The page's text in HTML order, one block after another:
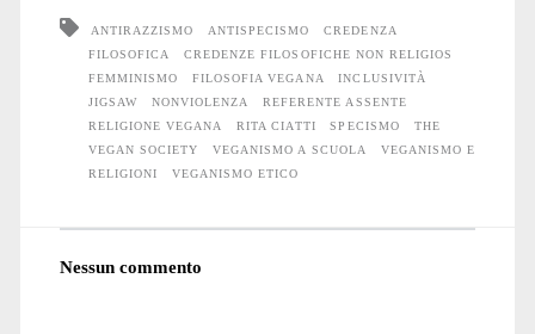
ANTIRAZZISMO ANTISPECISMO
CREDENZA
FILOSOFICA
CREDENZE FILOSOFICHE NON RELIGIOS
FEMMINISMO
FILOSOFIA VEGANA
INCLUSIVITÀ
JIGSAW
NONVIOLENZA
REFERENTE ASSENTE
RELIGIONE VEGANA
RITA CIATTI SPECISMO
THE
VEGAN SOCIETY
VEGANISMO A SCUOLA
VEGANISMO E
RELIGIONI
VEGANISMO ETICO
Nessun commento